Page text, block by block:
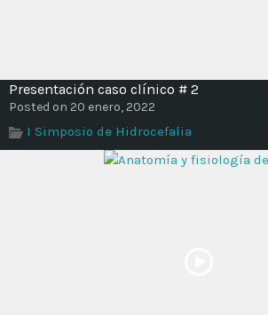
Presentación caso clínico # 2
Posted on 20 enero, 2022
I Simposio de Hidrocefalia